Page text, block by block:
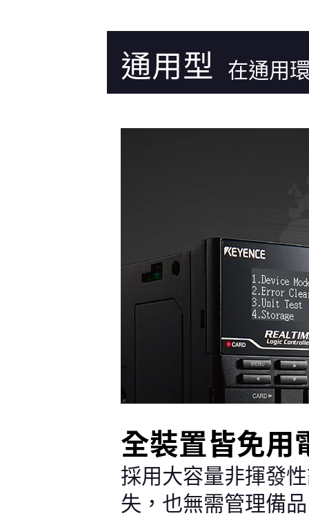
通用型 在通用
全裝置皆免用
採用大容量非揮發
失，也無需管理備品